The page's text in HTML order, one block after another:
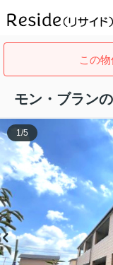
この
モン・ブラン
1/5